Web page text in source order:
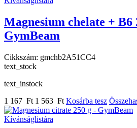
Magnesium chelate + B6
GymBeam
Cikkszám: gmchb2A51CC4
text_stock
text_instock
1 167 Ft 1 563 Ft Kosárba tesz
Kívánságlistára